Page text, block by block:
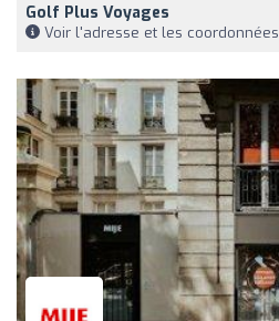
Golf Plus Voyages
Voir l'adresse et les coordonnées